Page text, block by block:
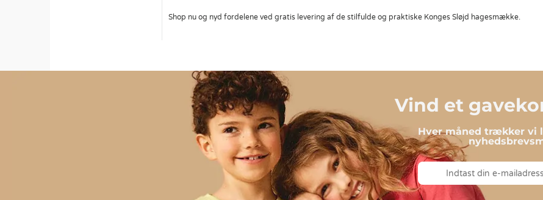
Shop nu og nyd fordelene ved gratis levering af de stilfulde og praktiske Konges Sløjd hagesmække.
Vind et
Hver måned trækker vi